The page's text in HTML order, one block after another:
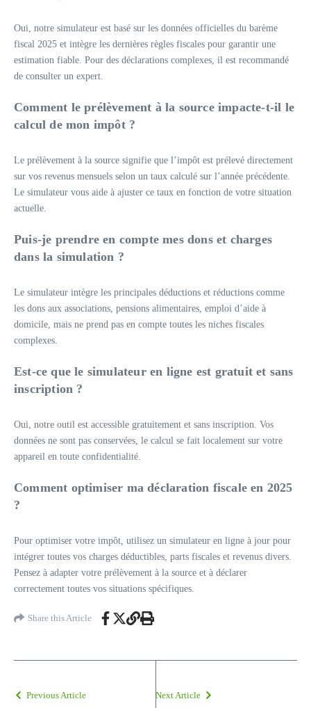
Oui, notre simulateur est basé sur les données officielles du barème
fiscal 2025 et intègre les dernières règles fiscales pour garantir une
estimation fiable. Pour des déclarations complexes, il est recommandé
de consulter un expert.
Comment le prélèvement à la source impacte-t-il le
calcul de mon impôt ?
Le prélèvement à la source signifie que l’impôt est prélevé directement
sur vos revenus mensuels selon un taux calculé sur l’année précédente.
Le simulateur vous aide à ajuster ce taux en fonction de votre situation
actuelle.
Puis-je prendre en compte mes dons et charges
dans la simulation ?
Le simulateur intègre les principales déductions et réductions comme
les dons aux associations, pensions alimentaires, emploi d’aide à
domicile, mais ne prend pas en compte toutes les niches fiscales
complexes.
Est-ce que le simulateur en ligne est gratuit et sans
inscription ?
Oui, notre outil est accessible gratuitement et sans inscription. Vos
données ne sont pas conservées, le calcul se fait localement sur votre
appareil en toute confidentialité.
Comment optimiser ma déclaration fiscale en 2025
?
Pour optimiser votre impôt, utilisez un simulateur en ligne à jour pour
intégrer toutes vos charges déductibles, parts fiscales et revenus divers.
Pensez à adapter votre prélèvement à la source et à déclarer
correctement toutes vos situations spécifiques.
Share this Article
Previous Article Next Article